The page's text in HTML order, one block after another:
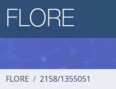
FLORE 2158/1355051